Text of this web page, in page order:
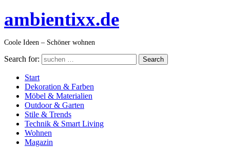
ambientixx.de
Coole Ideen – Schöner wohnen
Search for: Search
Start
Dekoration & Farben
Möbel & Materialien
Outdoor & Garten
Stile & Trends
Technik & Smart Living
Wohnen
Magazin